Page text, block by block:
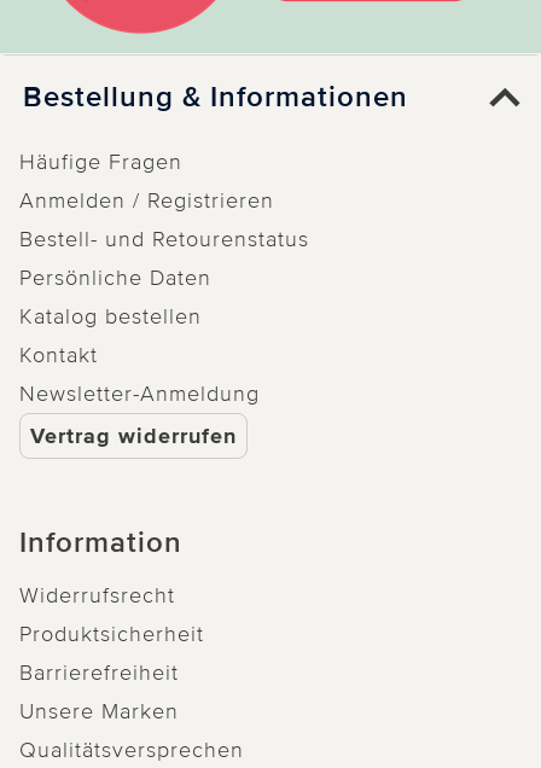
Bestellung & Informationen
Häufige Fragen
Anmelden / Registrieren
Bestell- und Retourenstatus
Persönliche Daten
Katalog bestellen
Kontakt
Newsletter-Anmeldung
Vertrag widerrufen
Information
Widerrufsrecht
Produktsicherheit
Barrierefreiheit
Unsere Marken
Qualitätsversprechen